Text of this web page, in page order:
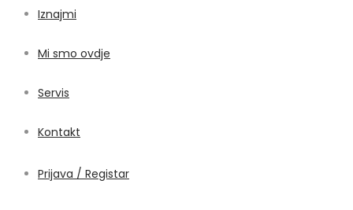
Iznajmi
Mi smo ovdje
Servis
Kontakt
Prijava / Registar